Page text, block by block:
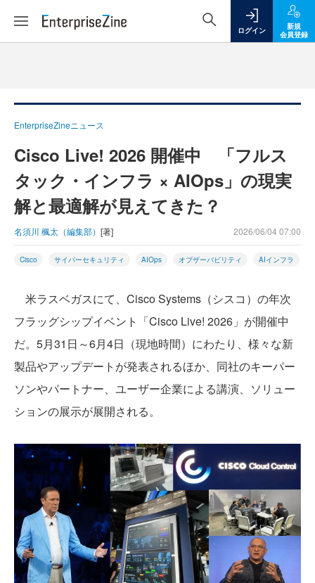
ログイン
新規
会員登録
EnterpriseZineニュース
Cisco Live! 2026 開催中 「フルス
タック・インフラ × AIOps」の現実
解と最適解が見えてきた？
名須川 楓太（編集部） [著] 2026/06/04 07:00
Cisco サイバーセキュリティ AIOps オブザーバビリティ AIインフラ
米ラスベガスにて、Cisco Systems（シスコ）の年次
フラッグシップイベント「Cisco Live! 2026」が開催中
だ。5月31日～6月4日（現地時間）にわたり、様々な新
製品やアップデートが発表されるほか、同社のキーパー
ソンやパートナー、ユーザー企業による講演、ソリュー
ションの展示が展開される。